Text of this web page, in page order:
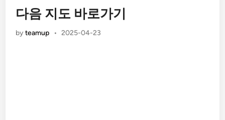
다음 지도 바로가기
byteamup • 2025-04-23